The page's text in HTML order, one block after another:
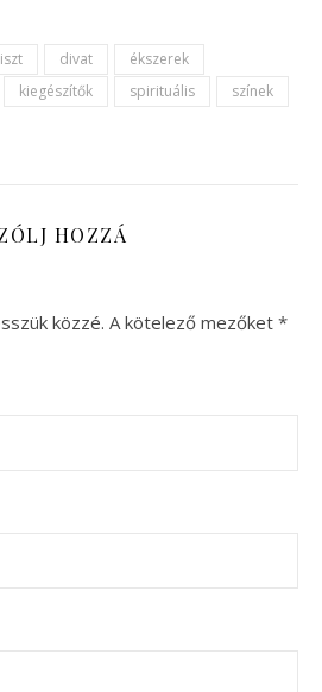
divat
ékszerek
kiegészítők spirituális
színek
HOZZÁ
közzé. A kötelező mezőket *